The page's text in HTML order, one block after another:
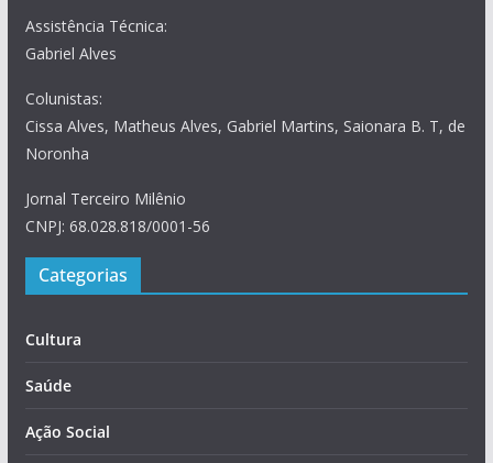
Assistência Técnica:
Gabriel Alves
Colunistas:
Cissa Alves, Matheus Alves, Gabriel Martins, Saionara B. T, de
Noronha
Jornal Terceiro Milênio
CNPJ: 68.028.818/0001-56
Categorias
Cultura
Saúde
Ação Social